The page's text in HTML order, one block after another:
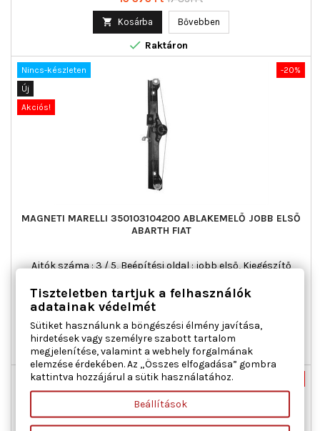
 Kosárba Bővebben
 Raktáron
-20%
Nincs-készleten
Új
Akciós!
MAGNETI MARELLI 350103104200 ABLAKEMELŐ JOBB ELSŐ
ABARTH FIAT
Ajtók száma : 3 / 5, Beépítési oldal : jobb első, Kiegészítő
elektromos, Páros cikkszám : 350103104100
Ár31 283 Ft
ár
 Kosárba Bővebben
Nincs-készleten
Tiszteletben tartjuk a felhasználók
adatainak védelmét
Sütiket használunk a böngészési élmény javítása,
hirdetések vagy személyre szabott tartalom
megjelenítése, valamint a webhely forgalmának
elemzése érdekében. Az „Összes elfogadása” gombra
kattintva hozzájárul a sütik használatához.
Beállítások